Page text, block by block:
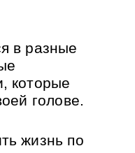
в разные
которые
голове.
жизнь по